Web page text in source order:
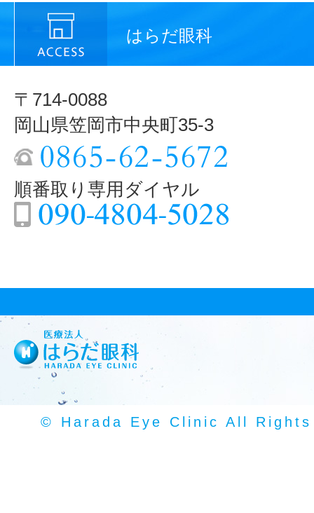
はらだ眼科
〒714-0088
岡山県笠岡市中央町35-3
順番取り専用ダイヤル
© Harada Eye Clinic All